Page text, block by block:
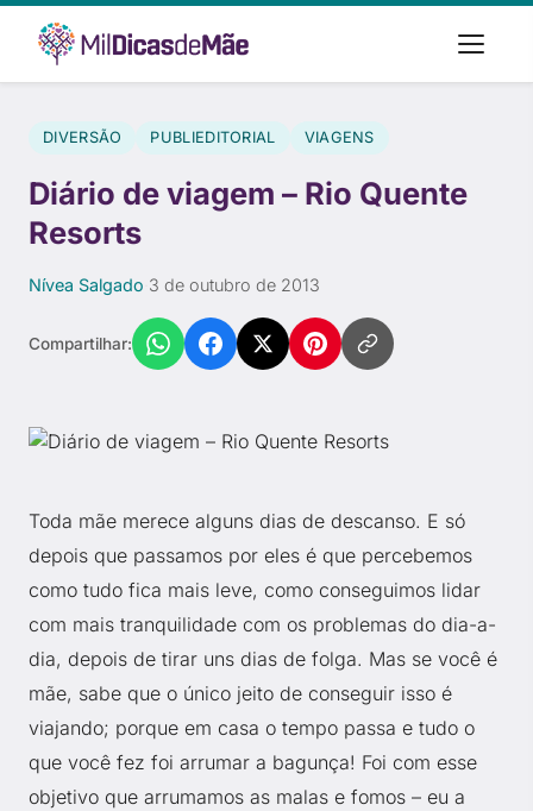
DIVERSÃO PUBLIEDITORIAL VIAGENS
Diário de viagem – Rio Quente
Resorts
Nívea Salgado 3 de outubro de 2013
Compartilhar:
Toda mãe merece alguns dias de descanso. E só
depois que passamos por eles é que percebemos
como tudo fica mais leve, como conseguimos lidar
com mais tranquilidade com os problemas do dia-a-
dia, depois de tirar uns dias de folga. Mas se você é
mãe, sabe que o único jeito de conseguir isso é
viajando; porque em casa o tempo passa e tudo o
que você fez foi arrumar a bagunça! Foi com esse
objetivo que arrumamos as malas e fomos – eu a